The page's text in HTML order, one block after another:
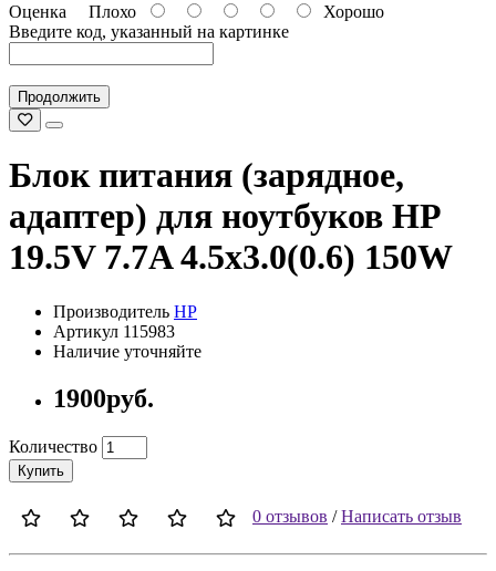
Оценка Плохо
Хорошо
Введите код, указанный на картинке
Продолжить
Блок питания (зарядное,
адаптер) для ноутбуков HP
19.5V 7.7A 4.5x3.0(0.6) 150W
Производитель HP
Артикул 115983
Наличие уточняйте
1900руб.
Количество
Купить
0 отзывов /Написать отзыв